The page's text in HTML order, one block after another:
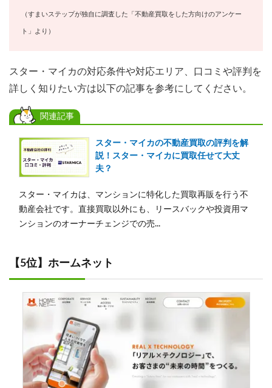
（すまいステップが独自に調査した「不動産買取をした方向けのアンケー
ト」より）
スター・マイカの対応条件や対応エリア、口コミや評判を
詳しく知りたい方は以下の記事を参考にしてください。
関連記事
スター・マイカの不動産買取の評判を解
説！スター・マイカに買取任せて大丈
夫？
スター・マイカは、マンションに特化した買取再販を行う不
動産会社です。直接買取以外にも、リースバックや投資用マ
ンションのオーナーチェンジでの売...
【5位】ホームネット